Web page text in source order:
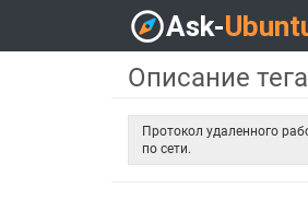
Описание тега
Протокол удаленного
по сети.